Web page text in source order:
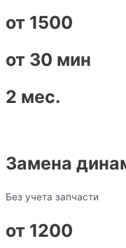
от 1500
от 30 мин
2 мес.
Замена
Без учета запчасти
от 1200